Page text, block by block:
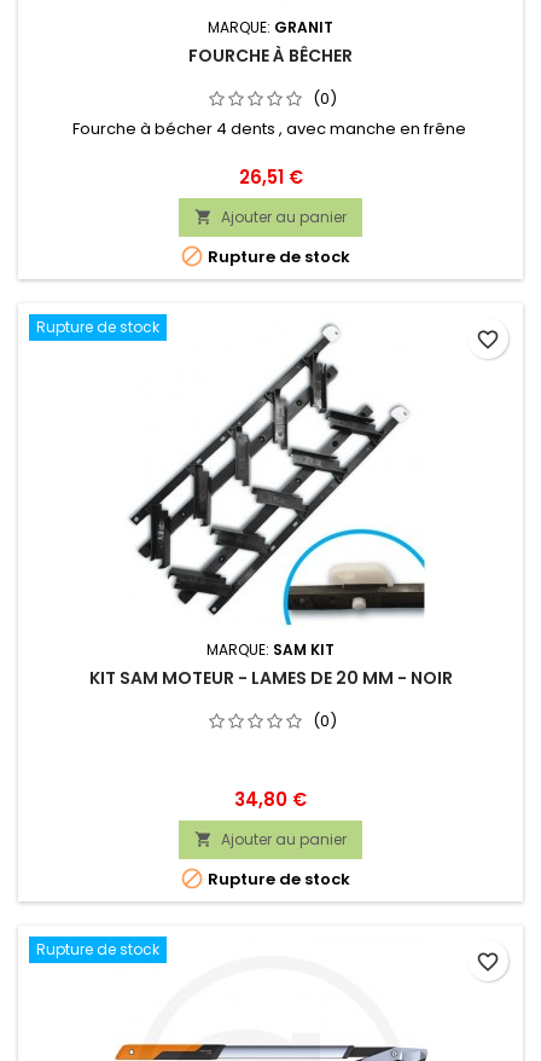
MARQUE: GRANIT
FOURCHE À BÊCHER
(0)
Fourche à bécher 4 dents , avec manche en frêne
Prix
26,51 €
 Ajouter au panier
 Rupture de stock
Rupture de stock
MARQUE: SAM KIT
KIT SAM MOTEUR - LAMES DE 20 MM - NOIR
(0)
Prix
34,80 €
 Ajouter au panier
 Rupture de stock
favorite_border
Rupture de stock
favorite_border